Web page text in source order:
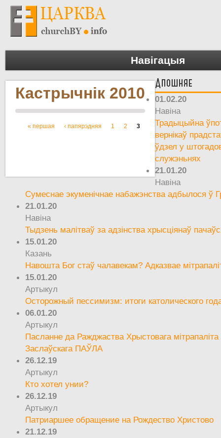
Навігацыя
Кастрычнік 2010
Старонкі
« першая ‹ папярэдняя 1 2 3
Апошняе
01.02.20
Навіна
Традыцыйна
вернікаў
ўдзел у
служэньнях
21.01.20
Навіна
Сумеснае экуменічнае набажэнства адбылося ў
21.01.20
Навіна
Тыдзень малітваў за адзінства хрысціянаў
15.01.20
Казань
Навошта Бог стаў чалавекам? Адказвае
15.01.20
Артыкул
Осторожный пессимизм: итоги католического
06.01.20
Артыкул
Пасланне да Ражджаства Хрыстовага мітрапаліта
Заслаўскага ПАЎЛА
26.12.19
Артыкул
Кто хотел унии?
26.12.19
Артыкул
Патриаршее обращение на Рождество Христово
21.12.19